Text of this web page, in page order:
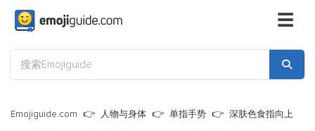
☰
Emojiguide.com 人物与身体 单指手势 深肤色食指向上